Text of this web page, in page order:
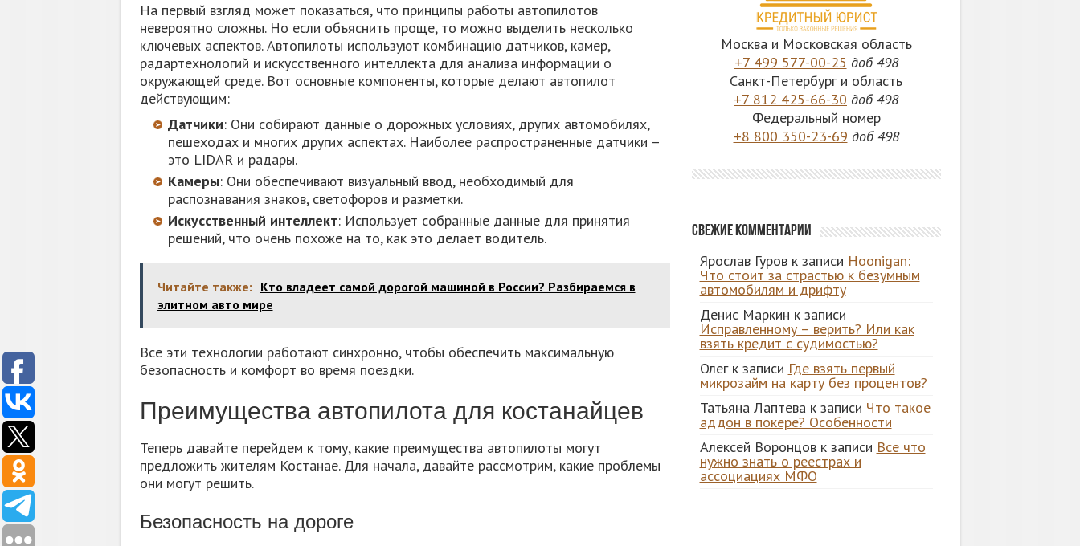
На первый взгляд может показаться, что принципы работы автопилотов
невероятно сложны. Но если объяснить проще, то можно выделить несколько
ключевых аспектов. Автопилоты используют комбинацию датчиков, камер,
радартехнологий и искусственного интеллекта для анализа информации о
окружающей среде. Вот основные компоненты, которые делают автопилот
действующим:
Датчики: Они собирают данные о дорожных условиях, других автомобилях,
пешеходах и многих других аспектах. Наиболее распространенные датчики –
это LIDAR и радары.
Камеры: Они обеспечивают визуальный ввод, необходимый для
распознавания знаков, светофоров и разметки.
Искусственный интеллект: Использует собранные данные для принятия
решений, что очень похоже на то, как это делает водитель.
Читайте также: Кто владеет самой дорогой машиной в России? Разбираемся в
элитном авто мире
Все эти технологии работают синхронно, чтобы обеспечить максимальную
безопасность и комфорт во время поездки.
Преимущества автопилота для костанайцев
Теперь давайте перейдем к тому, какие преимущества автопилоты могут
предложить жителям Костанае. Для начала, давайте рассмотрим, какие проблемы
они могут решить.
Безопасность на дороге
Москва и Московская область
+7 499 577-00-25 доб 498
Санкт-Петербург и область
+7 812 425-66-30 доб 498
Федеральный номер
+8 800 350-23-69 доб 498
Свежие комментарии
Ярослав Гуровк записи Hoonigan:
Что стоит за страстью к безумным
автомобилям и дрифту
Денис Маркин к записи
Исправленному – верить? Или как
взять кредит с судимостью?
Олегк записи Где взять первый
микрозайм на карту без процентов?
Татьяна Лаптевак записи Что такое
аддон в покере? Особенности
Алексей Воронцовк записи Все что
нужно знать о реестрах и
ассоциациях МФО